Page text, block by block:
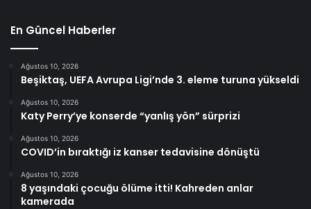
En Güncel Haberler
Ağustos 10, 2026
Beşiktaş, UEFA Avrupa Ligi’nde 3. eleme turuna yükseldi
Ağustos 10, 2026
Katy Perry’ye konserde “yanlış yön” sürprizi
Ağustos 10, 2026
COVID’in bıraktığı iz kanser tedavisine dönüştü
Ağustos 10, 2026
8 yaşındaki çocuğu ölüme itti! Kahreden anlar
kamerada